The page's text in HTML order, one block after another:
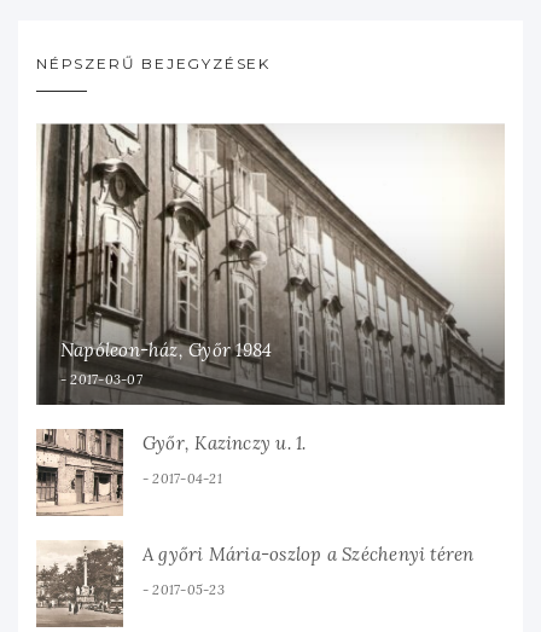
NÉPSZERŰ BEJEGYZÉSEK
Napóleon-ház, Győr 1984
2017-03-07
Győr, Kazinczy u. 1.
2017-04-21
A győri Mária-oszlop a Széchenyi téren
2017-05-23